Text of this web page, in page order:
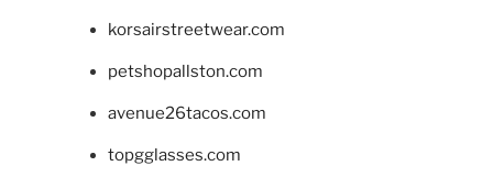
korsairstreetwear.com
petshopallston.com
avenue26tacos.com
topgglasses.com